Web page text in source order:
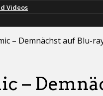
Videos
– Demnächst auf Blu-
–